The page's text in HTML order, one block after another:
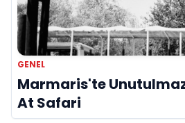
GENEL
Marmaris'te
At Safari